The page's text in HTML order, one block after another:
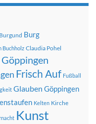
Burg
Buchholz Claudia Pohel
Göppingen
Frisch Auf Fußball
Glauben Göppingen
Kelten Kirche
Kunst